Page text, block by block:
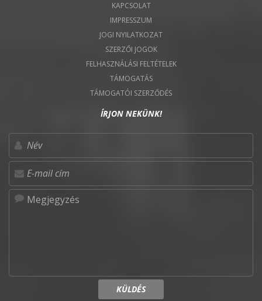
KAPCSOLAT
IMPRESSZUM
JOGI NYILATKOZAT
SZERZŐI JOGOK
FELHASZNÁLÁSI FELTÉTELEK
TÁMOGATÁS
TÁMOGATÓI SZERZŐDÉS
ÍRJON NEKÜNK!
KÜLDÉS